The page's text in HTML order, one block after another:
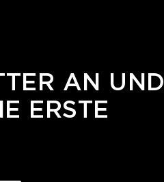
AN UND
ERSTE